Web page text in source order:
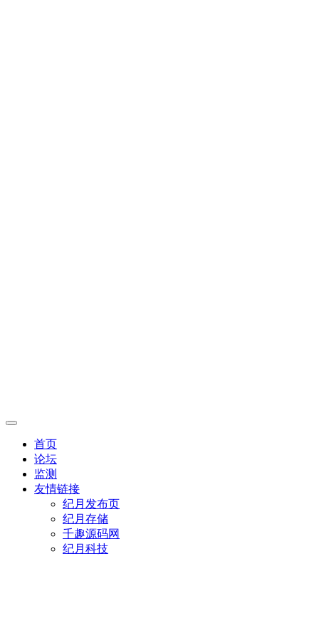
首页
论坛
监测
友情链接
纪月发布页
纪月存储
千趣源码网
纪月科技